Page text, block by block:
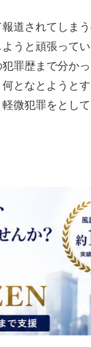
道されてしま
うと頑張って
罪歴まで分か
となとようと
微犯罪をとし